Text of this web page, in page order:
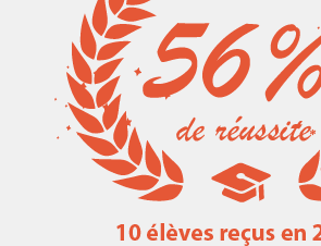
Résultats concours ENSM 2016-2017
Résultat concours ENSM 2017-2018
Liens utiles
Ressources mathématiques